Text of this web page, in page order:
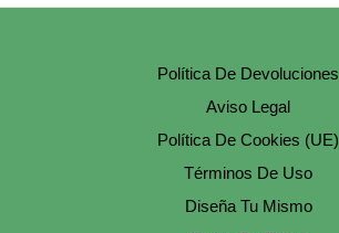
Política De Devoluciones
Aviso Legal
Política De Cookies (UE)
Términos De Uso
Diseña Tu Mismo